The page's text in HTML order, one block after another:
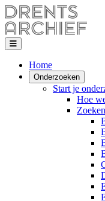
Home
Onderzoeken
Start je
Hoe